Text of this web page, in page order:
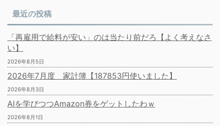
最近の投稿
「再雇用で給料が安い」のは当たり前だろ【よく考えなさ
い】
2026年8月5日
2026年7月度 家計簿【187853円使いました】
2026年8月3日
AIを学びつつAmazon券をゲットしたわｗ
2026年8月1日